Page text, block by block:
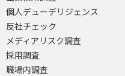
個人デューデリジェンス
反社チェック
メディアリスク調査
採用調査
職場内調査